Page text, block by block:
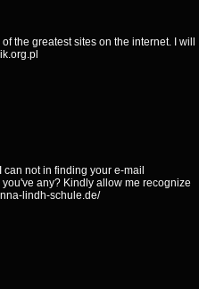
the greatest sites on the internet. I will
can not in finding your e-mail
any? Kindly allow me recognize
lindh-schule.de/